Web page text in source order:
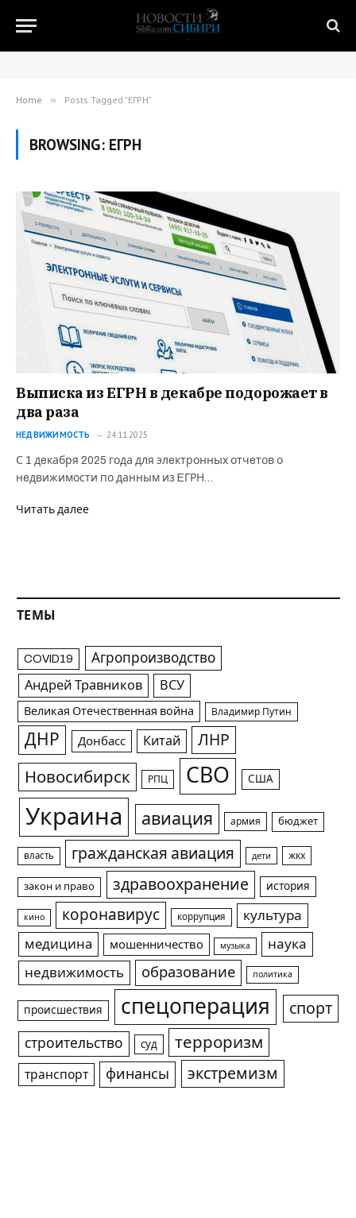
Home » Posts Tagged "ЕГРН"
BROWSING: ЕГРН
Выписка из ЕГРН в декабре подорожает в
два раза
НЕДВИЖИМОСТЬ 24.11.2025
С 1 дeкабря 2025 года для элeктронных отчeтов о
нeдвижимости по данным из EГРН…
Читать далее
ТЕМЫ
COVID19 Агропроизводство
Андрей Травников ВСУ
Великая Отечественная война Владимир Путин
ДНР Донбасс Китай ЛНР
Новосибирск РПЦ СВО США
Украина авиация армия бюджет
власть гражданская авиация дети жкх
закон и право здравоохранение история
кино коронавирус коррупция
культура
медицина
мошенничество музыка
наука
недвижимость
образование политика
происшествия спецоперация спорт
строительство суд терроризм
транспорт финансы экстремизм